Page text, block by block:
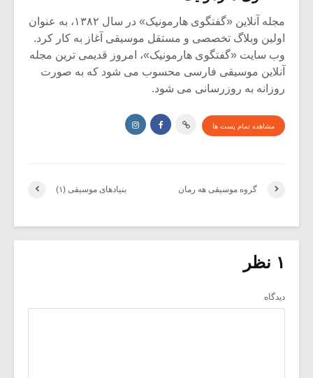
مجله آنلاین «گفتگوی هارمونیک» در سال ۱۳۸۲، به عنوان
اولین وبلاگ تخصصی و مستقل موسیقی آغاز به کار کرد.
وب سایت «گفتگوی هارمونیک»، امروز قدیمی ترین مجله
آنلاین موسیقی فارسی محسوب می شود که به صورت
روزانه به روزرسانی می شود.
مشاهده تمام پست ها
بنیادهای موسیقی (۱) گروه موسیقی هه رمان
۱ نظر
دیدگاه